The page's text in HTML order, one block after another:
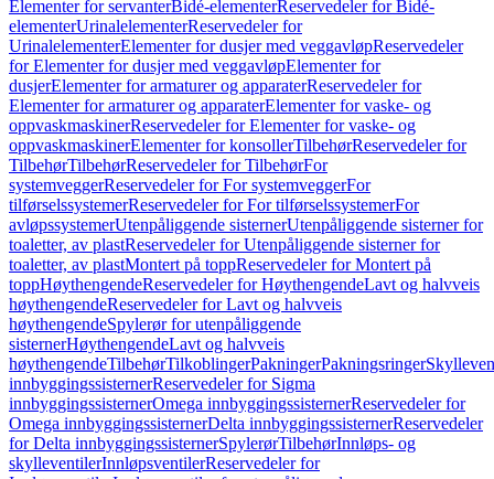
Elementer for servanterBidé-elementerReservedeler for Bidé-
elementerUrinalelementerReservedeler for
UrinalelementerElementer for dusjer med veggavløpReservedeler
for Elementer for dusjer med veggavløpElementer for
dusjerElementer for armaturer og apparaterReservedeler for
Elementer for armaturer og apparaterElementer for vaske- og
oppvaskmaskinerReservedeler for Elementer for vaske- og
oppvaskmaskinerElementer for konsollerTilbehørReservedeler for
TilbehørTilbehørReservedeler for TilbehørFor
systemveggerReservedeler for For systemveggerFor
tilførselssystemerReservedeler for For tilførselssystemerFor
avløpssystemerUtenpåliggende sisternerUtenpåliggende sisterner for
toaletter, av plastReservedeler for Utenpåliggende sisterner for
toaletter, av plastMontert på toppReservedeler for Montert på
toppHøythengendeReservedeler for HøythengendeLavt og halvveis
høythengendeReservedeler for Lavt og halvveis
høythengendeSpylerør for utenpåliggende
sisternerHøythengendeLavt og halvveis
høythengendeTilbehørTilkoblingerPakningerPakningsringer
innbyggingssisternerReservedeler for Sigma
innbyggingssisternerOmega innbyggingssisternerReservedeler for
Omega innbyggingssisternerDelta innbyggingssisternerReservedeler
for Delta innbyggingssisternerSpylerørTilbehørInnløps- og
skylleventilerInnløpsventilerReservedeler for